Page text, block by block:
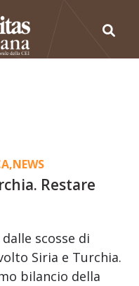
,NEWS
Restare
scosse di
Siria e Turchia.
bilancio della